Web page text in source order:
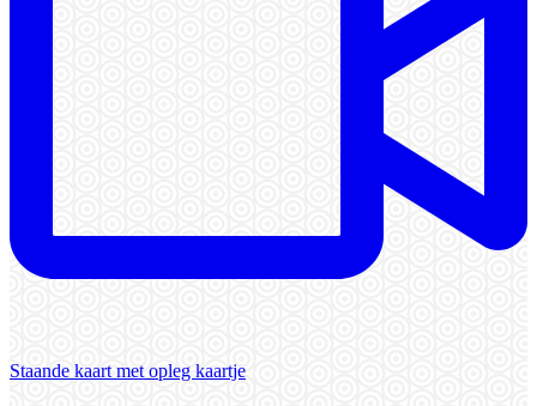
Staande kaart met opleg kaartje